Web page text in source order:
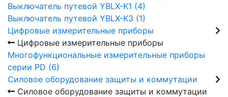
Выключатель путевой YBLX-K1 (4)
Выключатель путевой YBLX-K3 (1)
Цифровые измерительные приборы
Цифровые измерительные приборы
Многофункциональные измерительные приборы
серии PD (6)
Силовое оборудование защиты и коммутации
Силовое оборудование защиты и коммутации